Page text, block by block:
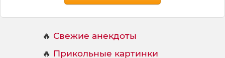
🔥 Свежие анекдоты
🔥 Прикольные картинки